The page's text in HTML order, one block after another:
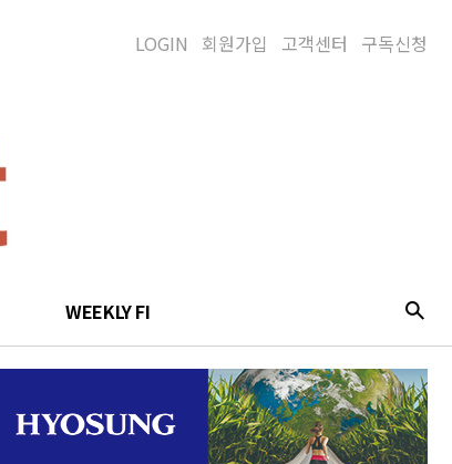
WEEKLY FI
LOGIN 회원가입 고객센터 구독신청